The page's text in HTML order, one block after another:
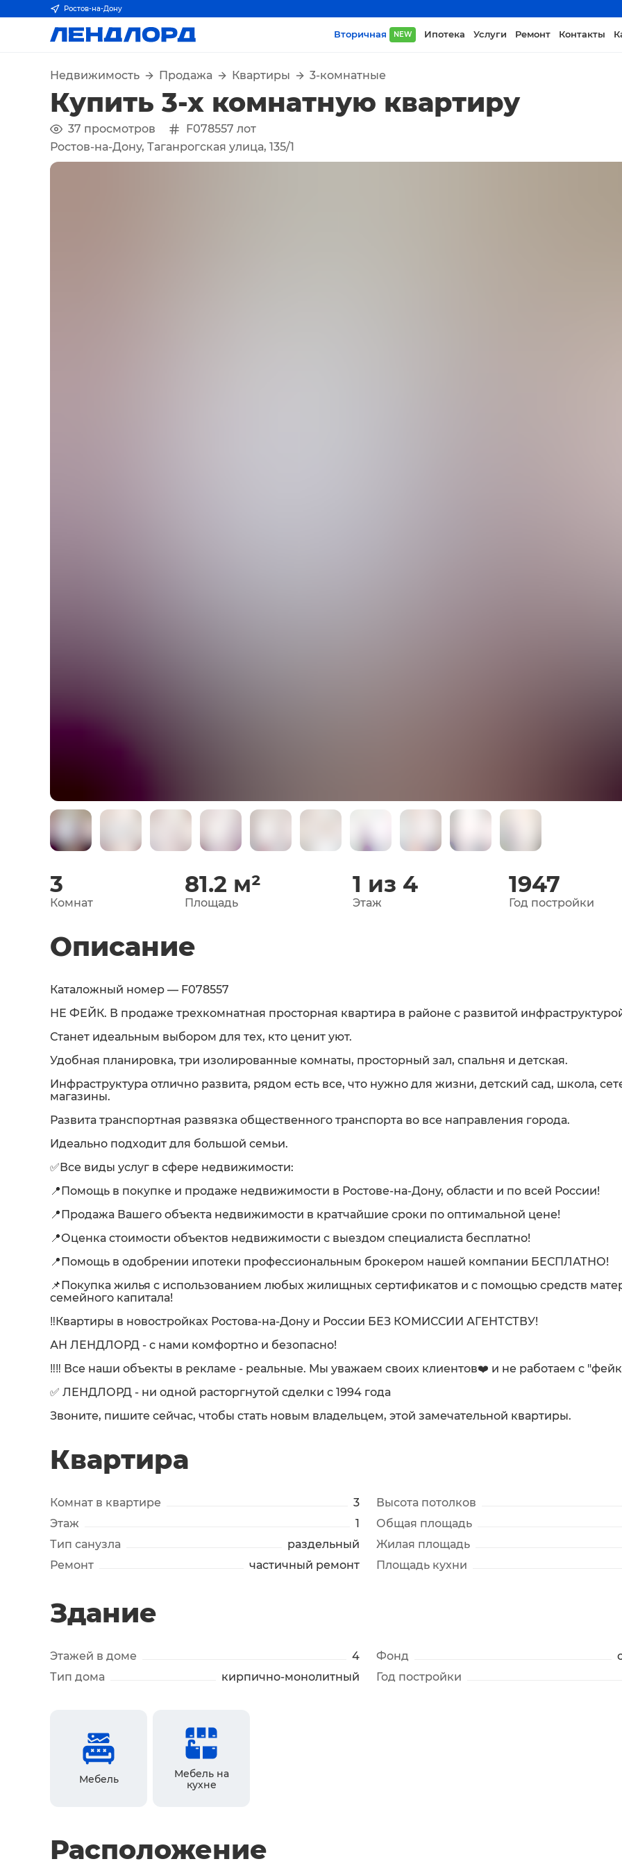
Ростов-на-Дону
Вторичная NEW Ипотека Услуги Ремонт Контакты
Недвижимость Продажа Квартиры 3-комнатные
Купить 3-х комнатную квартиру
37 просмотров F078557 лот
Ростов-на-Дону, Таганрогская улица, 135/1
3
Комнат
81.2 м²
Площадь
1 из 4
Этаж
1947
Год постройки
Описание
Каталожный номер — F078557
НЕ ФЕЙК. В продаже трехкомнатная просторная квартира в районе с развитой
Станет идеальным выбором для тех, кто ценит уют.
Удобная планировка, три изолированные комнаты, просторный зал, спальня и детская.
Инфраструктура отлично развита, рядом есть все, что нужно для жизни, детский сад, школа,
магазины.
Развита транспортная развязка общественного транспорта во все направления города.
Идеально подходит для большой семьи.
✅Все виды услуг в сфере недвижимости:
📍Помощь в покупке и продаже недвижимости в Ростове-на-Дону, области и по всей России!
📍Продажа Вашего объекта недвижимости в кратчайшие сроки по оптимальной цене!
📍Оценка стоимости объектов недвижимости с выездом специалиста бесплатно!
📍Помощь в одобрении ипотеки профессиональным брокером нашей компании БЕСПЛАТНО!
📌Покупка жилья с использованием любых жилищных сертификатов и с помощью средств
семейного капитала!
‼️Квартиры в новостройках Ростова-на-Дону и России БЕЗ КОМИССИИ АГЕНТСТВУ!
АН ЛЕНДЛОРД - с нами комфортно и безопасно!
‼️‼️ Все наши объекты в рекламе - реальные. Мы уважаем своих клиентов❤️ и не работаем с
✅ ЛЕНДЛОРД - ни одной расторгнутой сделки с 1994 года
Звоните, пишите сейчас, чтобы стать новым владельцем, этой замечательной квартиры.
Квартира
Комнат в квартире
3
Этаж
1
Тип санузла
раздельный
Ремонт
частичный ремонт
Высота потолков
Общая площадь
Жилая площадь
Площадь кухни
Здание
Этажей в доме
4
Тип дома
кирпично-монолитный
Фонд
Год постройки
Мебель
Мебель на
кухне
Расположение